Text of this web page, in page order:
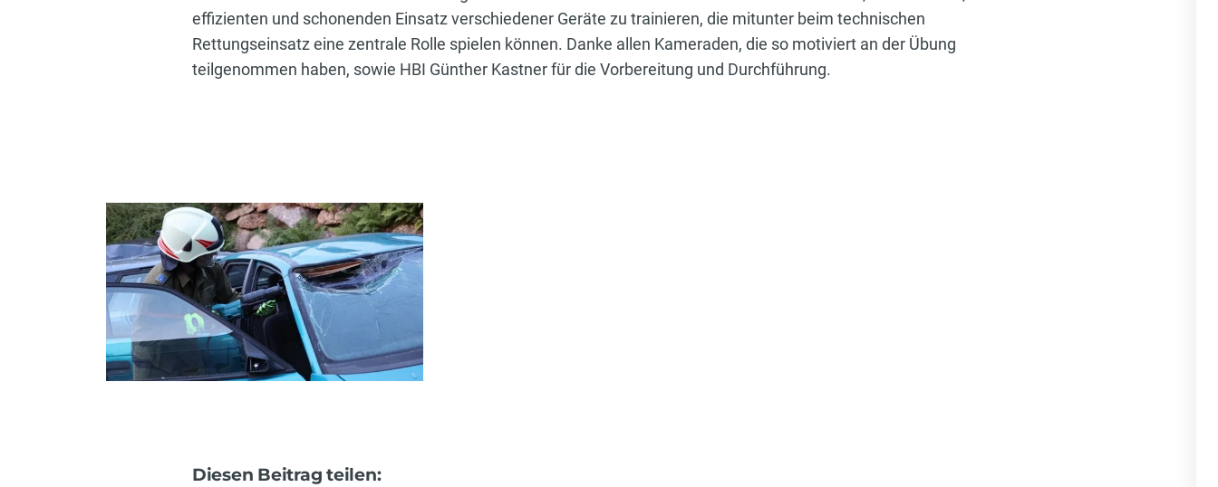
effizienten und schonenden Einsatz verschiedener Geräte zu trainieren, die mitunter beim technischen
Rettungseinsatz eine zentrale Rolle spielen können. Danke allen Kameraden, die so motiviert an der Übung
teilgenommen haben, sowie HBI Günther Kastner für die Vorbereitung und Durchführung.
Diesen Beitrag teilen: